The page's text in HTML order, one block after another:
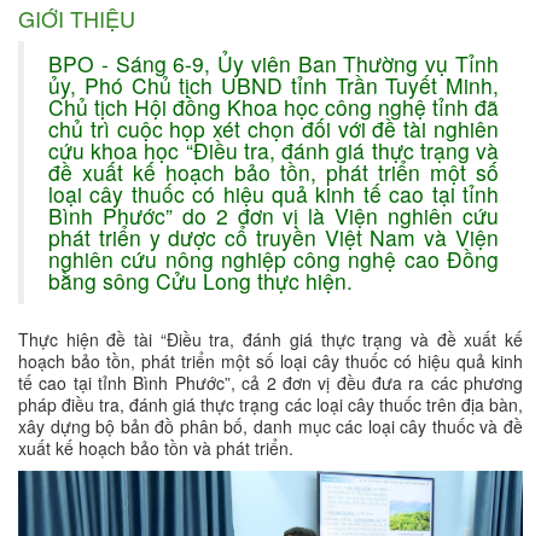
GIỚI THIỆU
BPO - Sáng 6-9, Ủy viên Ban Thường vụ Tỉnh
ủy, Phó Chủ tịch UBND tỉnh Trần Tuyết Minh,
Chủ tịch Hội đồng Khoa học công nghệ tỉnh đã
chủ trì cuộc họp xét chọn đối với đề tài nghiên
cứu khoa học “Điều tra, đánh giá thực trạng và
đề xuất kế hoạch bảo tồn, phát triển một số
loại cây thuốc có hiệu quả kinh tế cao tại tỉnh
Bình Phước” do 2 đơn vị là Viện nghiên cứu
phát triển y dược cổ truyền Việt Nam và Viện
nghiên cứu nông nghiệp công nghệ cao Đồng
bằng sông Cửu Long thực hiện.
Thực hiện đề tài “Điều tra, đánh giá thực trạng và đề xuất kế
hoạch bảo tồn, phát triển một số loại cây thuốc có hiệu quả kinh
tế cao tại tỉnh Bình Phước”, cả 2 đơn vị đều đưa ra các phương
pháp điều tra, đánh giá thực trạng các loại cây thuốc trên địa bàn,
xây dựng bộ bản đồ phân bố, danh mục các loại cây thuốc và đề
xuất kế hoạch bảo tồn và phát triển.